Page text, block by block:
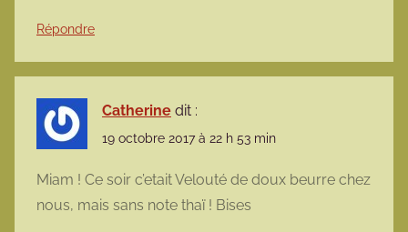
Répondre
Catherine dit :
19 octobre 2017 à 22 h 53 min
Miam ! Ce soir c’etait Velouté de doux beurre chez
nous, mais sans note thaï ! Bises